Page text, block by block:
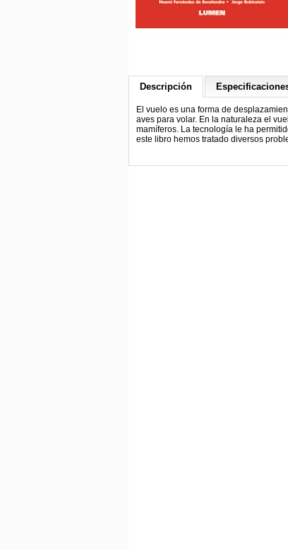
Descripción
El vuelo es una forma de
aves para volar. En la naturaleza el
mamíferos. La tecnología le ha
este libro hemos tratado diversos